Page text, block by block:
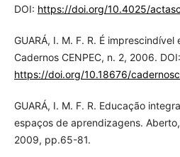
DOI: https://doi.org/10.4025/
GUARÁ, I. M. F. R. É
Cadernos CENPEC, n. 2, 2006. DOI:
https://doi.org/10.18676/
GUARÁ, I. M. F. R. Educação
espaços de aprendizagens.
2009, pp.65-81.